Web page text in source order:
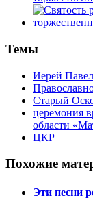
Темы
Иерей
Старый
церемония
области
ЦКР
Похожие
Эти песни